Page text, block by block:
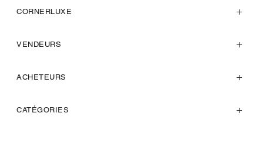
CORNERLUXE
VENDEURS
ACHETEURS
CATÉGORIES